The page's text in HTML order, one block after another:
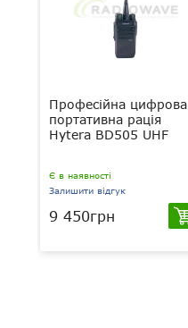
Професійна цифрова
портативна рація
Hytera BD505 UHF
Є в наявності
Залишити відгук
9 450грн